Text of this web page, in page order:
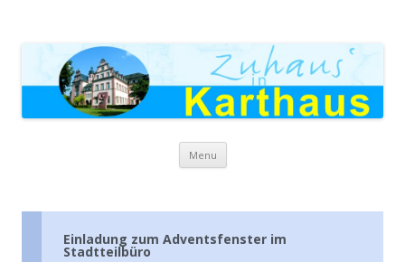
Menu Skip to content
Einladung zum Adventsfenster im
Stadtteilbüro